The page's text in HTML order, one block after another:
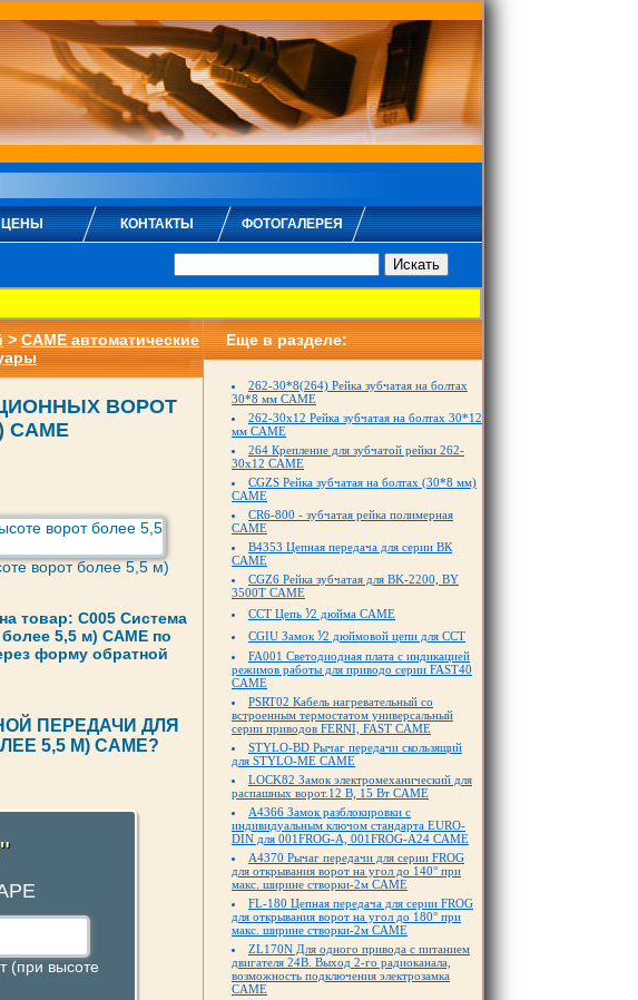
ЦЕНЫ КОНТАКТЫ ФОТОГАЛЕРЕЯ
>CAME автоматические
ВОРОТ
ворот более 5,5 м)
товар: C005 Система
5,5 м) CAME по
форму обратной
ПЕРЕДАЧИ ДЛЯ
5,5 М) CAME?
(при высоте
Eще в разделе:
262-30*8(264) Рейка зубчатая на болтах
30*8 мм CAME
262-30x12 Рейка зубчатая на болтах 30*12
мм CAME
264 Крепление для зубчатой рейки 262-
30x12 CAME
CGZS Рейка зубчатая на болтах (30*8 мм)
CAME
CR6-800 - зубчатая рейка полимерная
CAME
B4353 Цепная передача для серии ВК
CAME
CGZ6 Рейка зубчатая для BK-2200, BY
3500T CAME
CCT Цепь ⅟2 дюйма CAME
CGIU Замок ⅟2 дюймовой цепи для ССТ
FA001 Светодиодная плата с индикацией
режимов работы для приводо серии FAST40
CAME
PSRT02 Кабель нагревательный со
встроенным термостатом универсальный
серии приводов FERNI, FAST CAME
STYLO-BD Рычаг передачи скользящий
для STYLO-ME CAME
LOCK82 Замок электромеханический для
распашных ворот.12 В, 15 Вт CAME
A4366 Замок разблокировки с
индивидуальным ключом стандарта EURO-
DIN для 001FROG-A, 001FROG-A24 CAME
A4370 Рычаг передачи для серии FROG
для открывания ворот на угол до 140° при
макс. ширине створки-2м CAME
FL-180 Цепная передача для серии FROG
для открывания ворот на угол до 180° при
макс. ширине створки-2м CAME
ZL170N Для одного привода с питанием
двигателя 24В. Выход 2-го радиоканала,
возможность подключения электрозамка
CAME